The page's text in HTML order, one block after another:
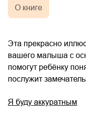
О книге
Эта прекрасно
вашего малыша с
помогут ребёнку
послужит
Я буду аккуратным